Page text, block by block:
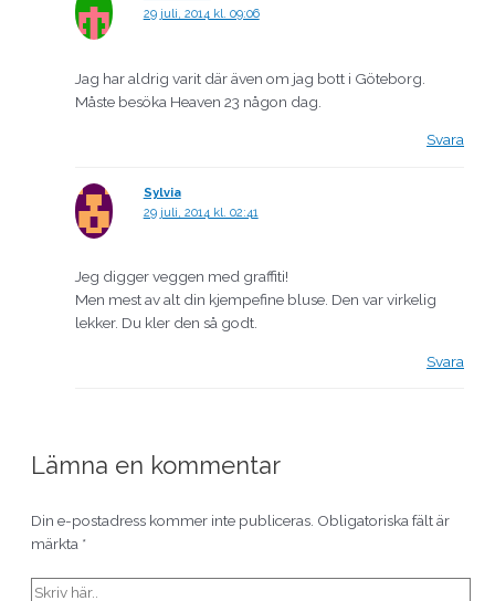
29 juli, 2014 kl. 09:06
Jag har aldrig varit där även om jag bott i Göteborg.
Måste besöka Heaven 23 någon dag.
Svara
Sylvia
29 juli, 2014 kl. 02:41
Jeg digger veggen med graffiti!
Men mest av alt din kjempefine bluse. Den var virkelig
lekker. Du kler den så godt.
Svara
Lämna en kommentar
Din e-postadress kommer inte publiceras. Obligatoriska fält är
märkta *